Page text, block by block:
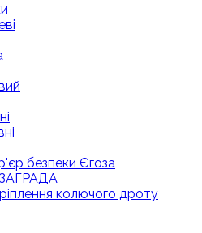
безпеки Єгоза
колючого дроту